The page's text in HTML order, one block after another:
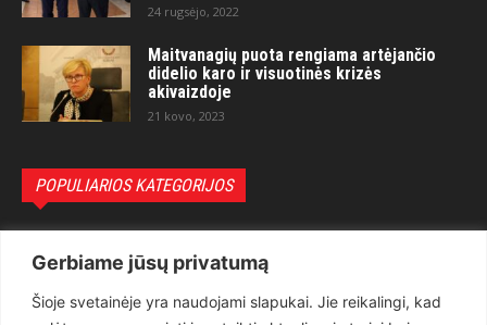
Gerbiame jūsų privatumą
Šioje svetainėje yra naudojami slapukai. Jie reikalingi, kad
24 rugsėjo, 2022
Maitvanagių puota rengiama artėjančio
didelio karo ir visuotinės krizės
akivaizdoje
21 kovo, 2023
POPULIARIOS KATEGORIJOS
Teisėsauga
1497